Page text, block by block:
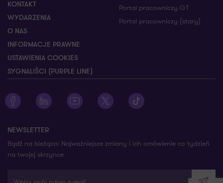
KONTAKT
WYDARZENIA
O NAS
INFORMACJE PRAWNE
USTAWIENIA COOKIES
SYGNALIŚCI (PURPLE LINE)
Portal pracowniczy GT
Portal pracowniczy (stary)
Zobacz profil Grant Thornton na Facebooku
Zobacz profil Grant Thornton na LinkedIn
Zobacz profil Grant Thornton na YouTube
Zobacz profil Grant Thornton na X
Zobacz profil Grant
NEWSLETTER
Bądź na bieżąco: Najważniejsze zmiany i ich omówienie co tydzień
na twojej skrzynce
Wyślij